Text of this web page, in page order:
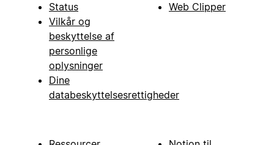
Status
Vilkår og
beskyttelse af
personlige
oplysninger
Dine
databeskyttelsesrettigheder
Web Clipper